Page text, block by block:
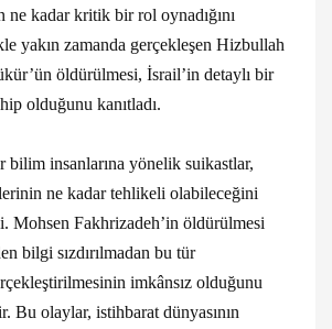
ne kadar kritik bir rol oynadığını
yakın zamanda gerçekleşen Hizbullah
öldürülmesi, İsrail’in detaylı bir
olduğunu kanıtladı.
bilim insanlarına yönelik suikastlar,
ne kadar tehlikeli olabileceğini
Mohsen Fakhrizadeh’in öldürülmesi
bilgi sızdırılmadan bu tür
imkânsız olduğunu
Bu olaylar, istihbarat dünyasının